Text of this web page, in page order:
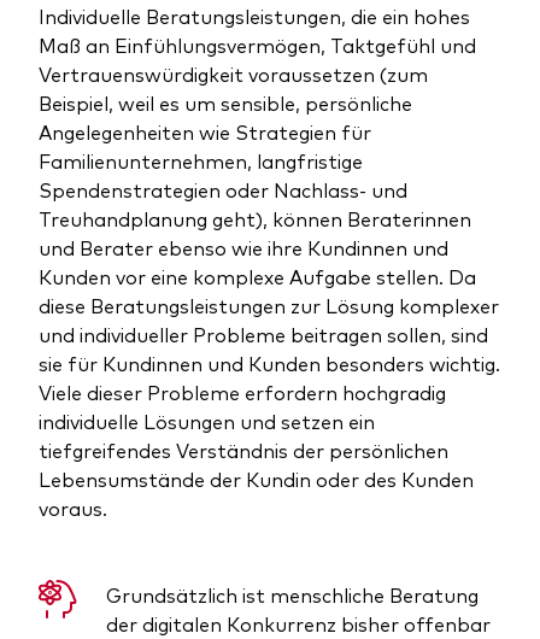
Individuelle Beratungsleistungen, die ein hohes
Maß an Einfühlungsvermögen, Taktgefühl und
Vertrauenswürdigkeit voraussetzen (zum
Beispiel, weil es um sensible, persönliche
Angelegenheiten wie Strategien für
Familienunternehmen, langfristige
Spendenstrategien oder Nachlass- und
Treuhandplanung geht), können Beraterinnen
und Berater ebenso wie ihre Kundinnen und
Kunden vor eine komplexe Aufgabe stellen. Da
diese Beratungsleistungen zur Lösung komplexer
und individueller Probleme beitragen sollen, sind
sie für Kundinnen und Kunden besonders wichtig.
Viele dieser Probleme erfordern hochgradig
individuelle Lösungen und setzen ein
tiefgreifendes Verständnis der persönlichen
Lebensumstände der Kundin oder des Kunden
voraus.
Grundsätzlich ist menschliche Beratung
der digitalen Konkurrenz bisher offenbar